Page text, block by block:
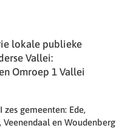
lokale publieke
Vallei:
Omroep 1 Vallei
zes gemeenten: Ede,
Veenendaal en Woudenberg